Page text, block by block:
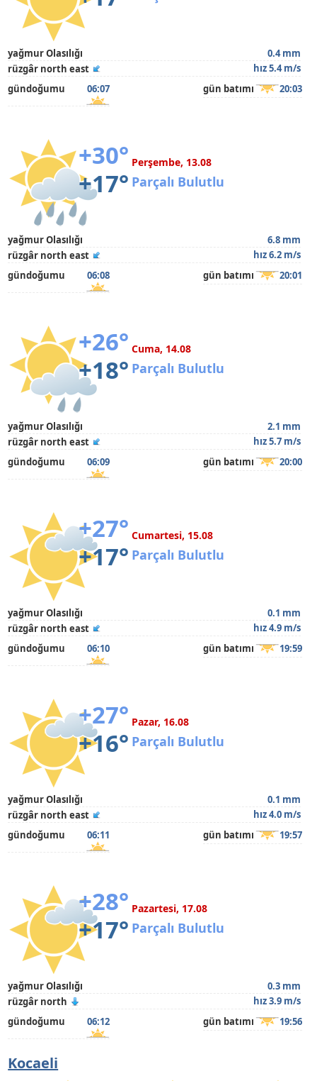
yağmur Olasılığı
0.4 mm
rüzgâr north east
hız 5.4 m/s
gündoğumu
06:07 gün batımı 20:03
+30°
+17°
Perşembe, 13.08
Parçalı Bulutlu
yağmur Olasılığı
6.8 mm
rüzgâr north east
hız 6.2 m/s
gündoğumu
06:08 gün batımı 20:01
+26°
+18°
Cuma, 14.08
Parçalı Bulutlu
yağmur Olasılığı
2.1 mm
rüzgâr north east
hız 5.7 m/s
gündoğumu
06:09 gün batımı 20:00
+27°
+17°
Cumartesi, 15.08
Parçalı Bulutlu
yağmur Olasılığı
0.1 mm
rüzgâr north east
hız 4.9 m/s
gündoğumu
06:10 gün batımı 19:59
+27°
+16°
Pazar, 16.08
Parçalı Bulutlu
yağmur Olasılığı
0.1 mm
rüzgâr north east
hız 4.0 m/s
gündoğumu
06:11 gün batımı 19:57
+28°
+17°
Pazartesi, 17.08
Parçalı Bulutlu
yağmur Olasılığı
0.3 mm
rüzgâr north
hız 3.9 m/s
gündoğumu
06:12 gün batımı 19:56
Kocaeli